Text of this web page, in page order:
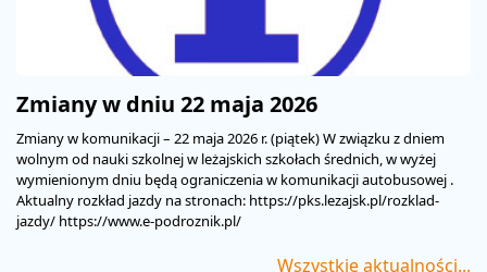
Zmiany w dniu 22 maja 2026
Zmiany w komunikacji – 22 maja 2026 r. (piątek) W związku z dniem
wolnym od nauki szkolnej w leżajskich szkołach średnich, w wyżej
wymienionym dniu będą ograniczenia w komunikacji autobusowej .
Aktualny rozkład jazdy na stronach: https://pks.lezajsk.pl/rozklad-
jazdy/ https://www.e-podroznik.pl/
Wszystkie aktualności...